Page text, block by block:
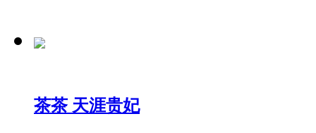
茶茶 天涯贵妃